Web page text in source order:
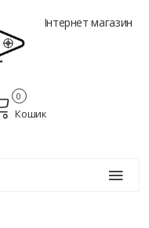
Інтернет магазин
Кошик
0